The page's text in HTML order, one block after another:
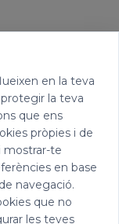
en la teva
la teva
que ens
pròpies i de
mostrar-te
en base
navegació.
que no
les teves